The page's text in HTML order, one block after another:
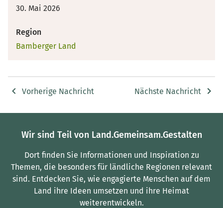
30. Mai 2026
Region
Bamberger Land
Vorherige Nachricht Nächste Nachricht
Wir sind Teil von Land.Gemeinsam.Gestalten
Dort finden Sie Informationen und Inspiration zu
Themen, die besonders für ländliche Regionen relevant
sind. Entdecken Sie, wie engagierte Menschen auf dem
Land ihre Ideen umsetzen und ihre Heimat
weiterentwickeln.